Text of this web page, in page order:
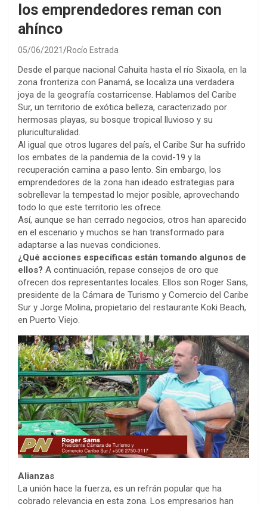
los emprendedores reman con
ahínco
05/06/2021 Rocío Estrada
Desde el parque nacional Cahuita hasta el río Sixaola, en la
zona fronteriza con Panamá, se localiza una verdadera
joya de la geografía costarricense. Hablamos del Caribe
Sur, un territorio de exótica belleza, caracterizado por
hermosas playas, su bosque tropical lluvioso y su
pluriculturalidad.
Al igual que otros lugares del país, el Caribe Sur ha sufrido
los embates de la pandemia de la covid-19 y la
recuperación camina a paso lento. Sin embargo, los
emprendedores de la zona han ideado estrategias para
sobrellevar la tempestad lo mejor posible, aprovechando
todo lo que este territorio les ofrece.
Así, aunque se han cerrado negocios, otros han aparecido
en el escenario y muchos se han transformado para
adaptarse a las nuevas condiciones.
¿Qué acciones específicas están tomando algunos de
ellos? A continuación, repase consejos de oro que
ofrecen dos representantes locales. Ellos son Roger Sans,
presidente de la Cámara de Turismo y Comercio del Caribe
Sur y Jorge Molina, propietario del restaurante Koki Beach,
en Puerto Viejo.
Alianzas
La unión hace la fuerza, es un refrán popular que ha
cobrado relevancia en esta zona. Los empresarios han